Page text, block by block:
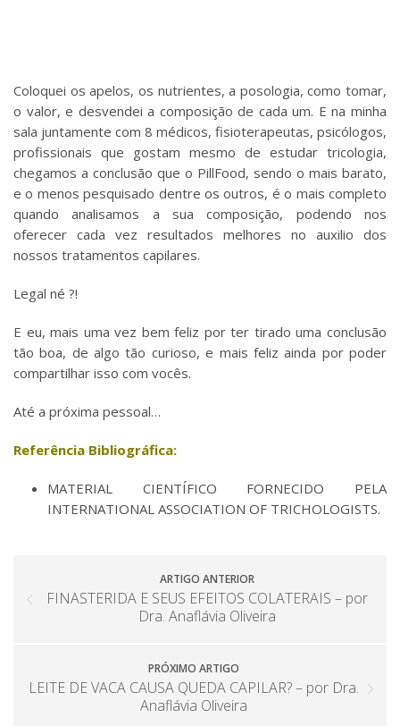
Coloquei os apelos, os nutrientes, a posologia, como tomar,
o valor, e desvendei a composição de cada um. E na minha
sala juntamente com 8 médicos, fisioterapeutas, psicólogos,
profissionais que gostam mesmo de estudar tricologia,
chegamos a conclusão que o PillFood, sendo o mais barato,
e o menos pesquisado dentre os outros, é o mais completo
quando analisamos a sua composição, podendo nos
oferecer cada vez resultados melhores no auxilio dos
nossos tratamentos capilares.
Legal né ?!
E eu, mais uma vez bem feliz por ter tirado uma conclusão
tão boa, de algo tão curioso, e mais feliz ainda por poder
compartilhar isso com vocês.
Até a próxima pessoal…
Referência Bibliográfica:
MATERIAL CIENTÍFICO FORNECIDO PELA
INTERNATIONAL ASSOCIATION OF TRICHOLOGISTS.
ARTIGO ANTERIOR
FINASTERIDA E SEUS EFEITOS COLATERAIS – por
Dra. Anaflávia Oliveira
PRÓXIMO ARTIGO
LEITE DE VACA CAUSA QUEDA CAPILAR? – por Dra.
Anaflávia Oliveira